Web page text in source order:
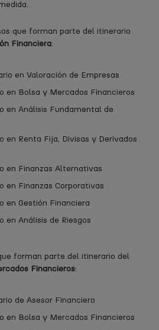
que forman parte del itinerario
Financiera:
en Valoración de Empresas
en Bolsa y Mercados Financieros
en Análisis Fundamental de
en Renta Fija, Divisas y Derivados
en Finanzas Alternativas
en Finanzas Corporativas
en Gestión Financiera
en Análisis de Riesgos
forman parte del itinerario del
Financieros:
de Asesor Financiero
en Bolsa y Mercados Financieros